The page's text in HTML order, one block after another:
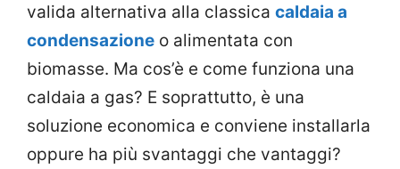
valida alternativa alla classica caldaia a
condensazione o alimentata con
biomasse. Ma cos’è e come funziona una
caldaia a gas? E soprattutto, è una
soluzione economica e conviene installarla
oppure ha più svantaggi che vantaggi?